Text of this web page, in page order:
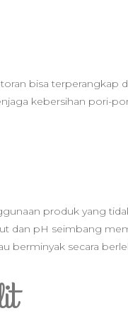
bisa terperangkap
kebersihan pori-
produk yang
dan pH seimbang
berminyak secara